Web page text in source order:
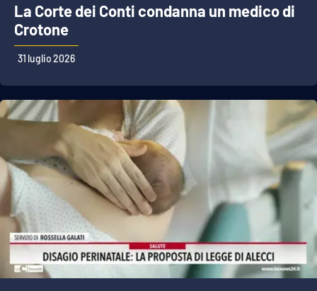
La Corte dei Conti condanna un medico di
Crotone
31 luglio 2026